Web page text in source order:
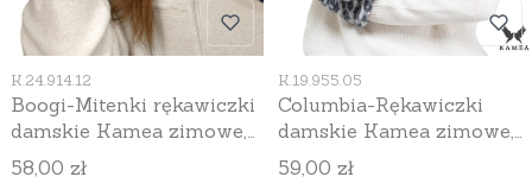
Kod produktu
K.24.914.12
Boogi-Mitenki rękawiczki
damskie Kamea zimowe,
bez palców, z alpaką i
Cena
58,00 zł
Kod produktu
K.19.955.05
Columbia-Rękawiczki
damskie Kamea zimowe,
bez palców, z bawełnianą
Cena
59,00 zł